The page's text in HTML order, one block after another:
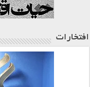
افتخارات